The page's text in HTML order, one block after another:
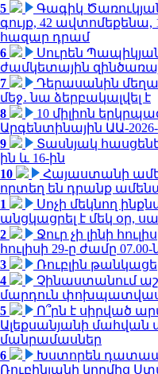
5
Գագիկ
գույք, 42 ավտոմեքենա,
հազար դրամ
6
Սուրեն
ժամկետային
7
Դերասանին
մեջ․ նա ձերբակալվել է
8
10 միլիոն
Արգենտինային ԱԱ-
9
Տասնյակ
ին և 16-ին
10
Հայաստանի
որտեղ են դրանք
1
Սոչի մեկնող
անցկացրել է մեկ օր,
2
Ջուր չի լինի
հուլիսի 29-ը ժամը 07.00-
3
Ռուբլին
4
Չինաստանում
մարդուն
5
Ո՞րն է սիրված
Ալեքսանյանի
մանրամասներ
6
Խստորեն
Ռուբինյանի կողմից